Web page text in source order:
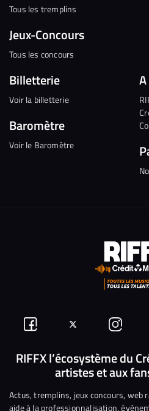
Tous les tremplins
Jeux-Concours
Tous les concours
Billetterie
Voir la billetterie
Baromètre
Voir le Baromètre
Suivez-
nous
Facebook
Suivez-
nous
sur
Twitter
Nous
sur
RIFFX l’écosystème du
artistes et aux
Actus, tremplins, jeux concours, web
aide à la professionnalisation,